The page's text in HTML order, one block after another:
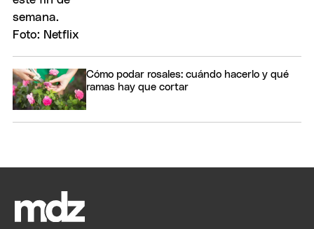
Cómo podar rosales: cuándo hacerlo y qué
ramas hay que cortar